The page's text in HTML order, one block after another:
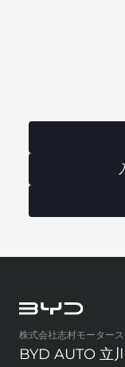
株式会社志村モータース
BYD AUTO 立川